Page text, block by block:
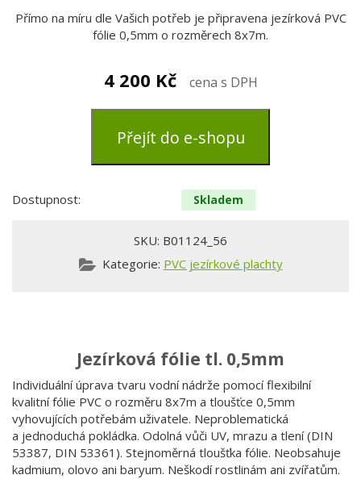
Přímo na míru dle Vašich potřeb je připravena jezírková PVC
fólie 0,5mm o rozměrech 8x7m.
4 200 Kč cena s DPH
Přejít do e-shopu
Dostupnost: Skladem
SKU: B01124_56
Kategorie: PVC jezírkové plachty
Jezírková fólie tl. 0,5mm
Individuální úprava tvaru vodní nádrže pomocí flexibilní
kvalitní fólie PVC o rozměru 8x7m a tloušťce 0,5mm
vyhovujících potřebám uživatele. Neproblematická
a jednoduchá pokládka. Odolná vůči UV, mrazu a tlení (DIN
53387, DIN 53361). Stejnoměrná tloušťka fólie. Neobsahuje
kadmium, olovo ani baryum. Neškodí rostlinám ani zvířatům.